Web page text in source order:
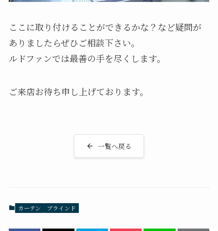
ここに取り付けることができるかな？など疑問が
ありましたらぜひご相談下さい。
ルドファンでは最善の手を尽くします。
ご来店お待ち申し上げております。
一覧へ戻る
カーテン ブラインド